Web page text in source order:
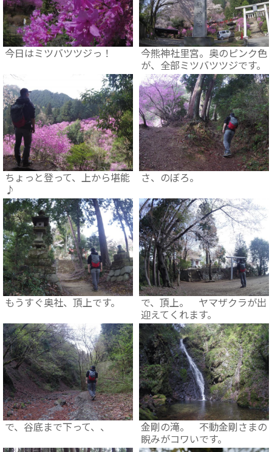
今日はミツバツツジっ！
今熊神社里宮。奥のピンク色
が、全部ミツバツツジです。
ちょっと登って、上から堪能
♪
さ、のぼろ。
もうすぐ奥社、頂上です。
で、頂上。 ヤマザクラが出
迎えてくれます。
で、谷底まで下って、、
金剛の滝。 不動金剛さまの
睨みがコワいです。